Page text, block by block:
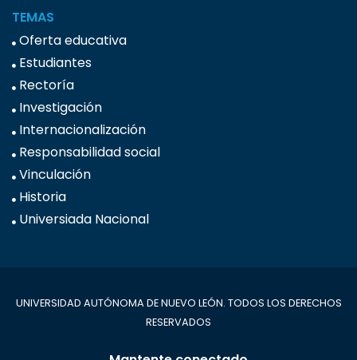
TEMAS
Oferta educativa
Estudiantes
Rectoría
Investigación
Internacionalización
Responsabilidad social
Vinculación
Historia
Universiada Nacional
UNIVERSIDAD AUTÓNOMA DE NUEVO LEÓN. TODOS LOS DERECHOS
RESERVADOS